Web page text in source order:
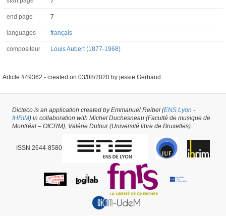
end page 7
languages français
compositeur Louis Aubert (1877-1968)
Article #49362 - created on 03/08/2020 by jessie Gerbaud
Dicteco is an application created by Emmanuel Reibel (ENS Lyon -
IHRIM) in collaboration with Michel Duchesneau (Faculté de musique de
Montréal – OICRM), Valérie Dufour (Université libre de Bruxelles).
ISSN 2644-8580